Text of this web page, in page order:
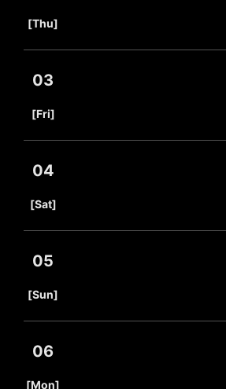
[Thu]
03
[Fri]
04
[Sat]
05
[Sun]
06
[Mon]